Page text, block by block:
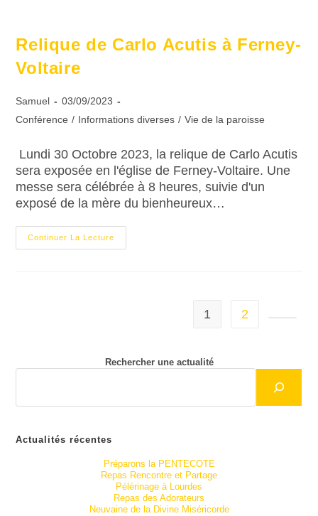
Relique de Carlo Acutis à Ferney-
Voltaire
Samuel
03/09/2023
Conférence / Informations diverses / Vie de la paroisse
Lundi 30 Octobre 2023, la relique de Carlo Acutis
sera exposée en l'église de Ferney-Voltaire. Une
messe sera célébrée à 8 heures, suivie d'un
exposé de la mère du bienheureux…
Continuer La Lecture
1 2
Rechercher une actualité
Actualités récentes
Préparons la PENTECOTE
Repas Rencontre et Partage
Pélérinage à Lourdes
Repas des Adorateurs
Neuvaine de la Divine Miséricorde